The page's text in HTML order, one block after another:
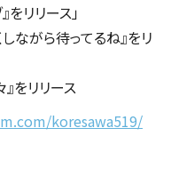
をリリース」
ながら待ってるね』をリ
をリリース
koresawa519/